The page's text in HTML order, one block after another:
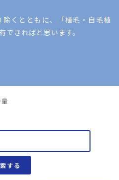
くとともに、「植⽑・⾃⽑植
できればと思います。
する